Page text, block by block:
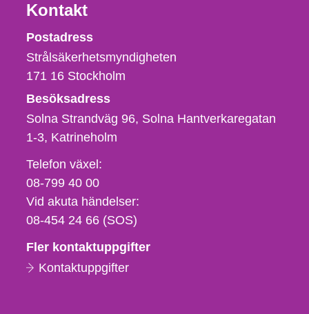
Kontakt
Strålsäkerhetsmyndigheten
Postadress
Strålsäkerhetsmyndigheten
171 16 Stockholm
Besöksadress
Solna Strandväg 96, Solna Hantverkaregatan
1-3 Katrineholm
Telefon,
fax
och
e-
Telefon växel:
08-799 40 00
Vid akuta händelser:
08-454 24 66 (SOS)
Fler kontaktuppgifter
Kontaktuppgifter